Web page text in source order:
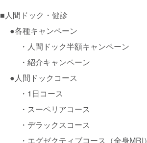
■人間ドック・健診
●各種キャンペーン
・ 人間ドック半額キャンペーン
・紹介キャンペーン
●人間ドックコース
・ 1日コース
・ スーペリアコース
・ デラックスコース
・ エグゼクティブコース（全身MRI）